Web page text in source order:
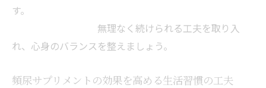
す。
無理なく続けられる工夫を取り入
れ、心身のバランスを整えましょう。
頻尿サプリメントの効果を高める生活習慣の工夫